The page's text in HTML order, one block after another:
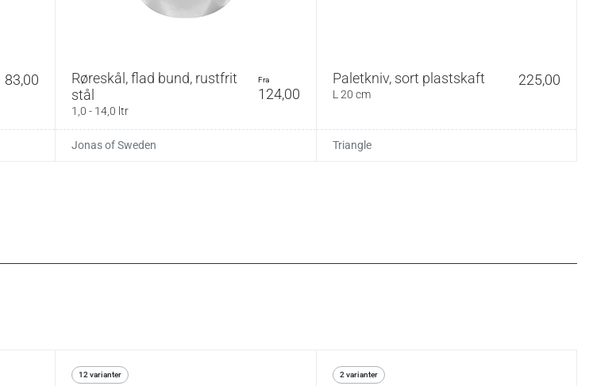
83,00
Røreskål, flad bund, rustfrit
stål
1,0 - 14,0 ltr
fra
124,00
Jonas of Sweden
Paletkniv, sort plastskaft
L 20 cm
225,00
Triangle
12 varianter 2 varianter